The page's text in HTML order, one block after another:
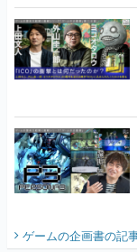
ゲームの企画書の記